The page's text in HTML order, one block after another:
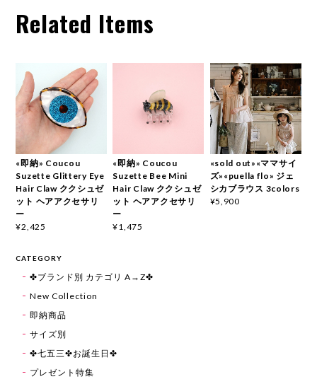
Related Items
«即納» Coucou
Suzette Glittery Eye
Hair Claw ククシュゼ
ット ヘアアクセサリ
ー
¥2,425
«即納» Coucou
Suzette Bee Mini
Hair Claw ククシュゼ
ット ヘアアクセサリ
ー
¥1,475
«sold out»«ママサイ
ズ»«puella flo» ジェ
シカブラウス 3colors
¥5,900
CATEGORY
✤ブランド別 カテゴリ A→Z✤
New Collection
即納商品
サイズ別
✤七五三✤お誕生日✤
プレゼント特集